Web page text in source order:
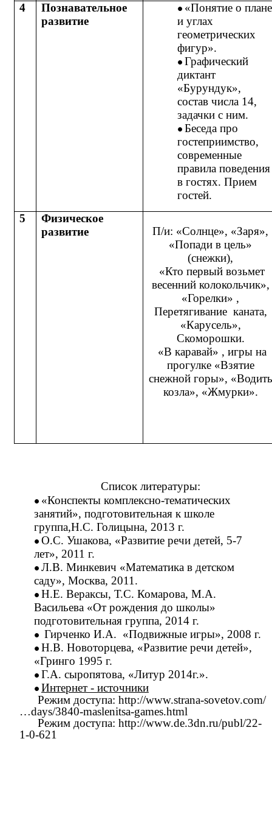
4
Познавательное
развитие
«Понятие о плане
и углах
геометрических
фигур».
Графический
диктант
«Бурундук»,
состав числа 14,
задачки с ним.
Беседа про
гостеприимство,
современные
правила поведения
в гостях. Прием
гостей.
5
Физическое
развитие
П/и: «Солнце», «Заря»,
«Попади в цель»
(снежки),
«Кто первый возьмет
весенний колокольчик»,
«Горелки» ,
Перетягивание каната,
«Карусель»,
Скоморошки.
«В каравай» , игры на
прогулке «Взятие
снежной горы», «Водить
козла», «Жмурки».
Список литературы:
«Конспекты комплексно-тематических
занятий», подготовительная к школе
группа,Н.С. Голицына, 2013 г.
О.С. Ушакова, «Развитие речи детей, 5-7
лет», 2011 г.
Л.В. Минкевич «Математика в детском
саду», Москва, 2011.
Н.Е. Вераксы, Т.С. Комарова, М.А.
Васильева «От рождения до школы»
подготовительная группа, 2014 г.
Гирченко И.А. «Подвижные игры», 2008 г.
Н.В. Новоторцева, «Развитие речи детей»,
«Гринго 1995 г.
Г.А. сыропятова, «Литур 2014г.».
Интернет - источники
Режим доступа: http://www.strana-sovetov.com/
…days/3840-maslenitsa-games.html
Режим доступа: http://www.de.3dn.ru/publ/22-
1-0-621